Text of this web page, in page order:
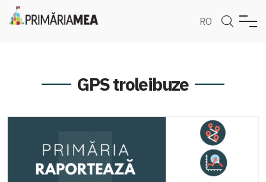
RO
GPS troleibuze